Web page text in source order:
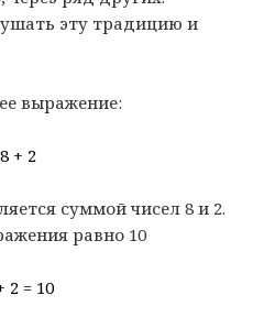
эту традицию и
выражение:
8 + 2
суммой чисел 8 и 2.
равно 10
2 = 10